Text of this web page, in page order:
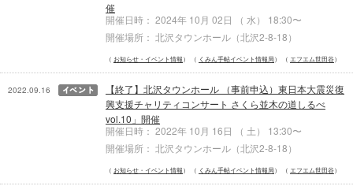
催
開催日時： 2024年 10月 02日 （ 水） 18:30〜
開催場所： 北沢タウンホール（北沢2-8-18）
お知らせ・イベント情報 くみん手帖イベント情報局 エフエム世田谷
2022.09.16
【終了】北沢タウンホール （事前申込）東日本大震災復
興支援チャリティコンサート さくら並木の道しるべ
vol.10」開催
開催日時： 2022年 10月 16日 （ 土） 13:30〜
開催場所： 北沢タウンホール（北沢2-8-18）
お知らせ・イベント情報 くみん手帖イベント情報局 エフエム世田谷